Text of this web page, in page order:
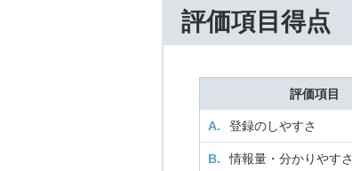
評価項目得点
評価項目
A. 登録のしやすさ
B. 情報量・分かりやすさ